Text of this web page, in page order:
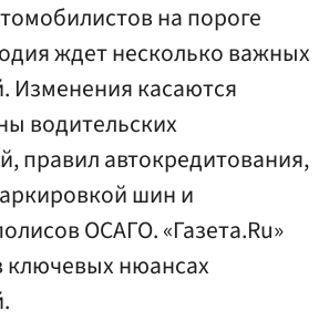
на пороге
ждет несколько важных
Изменения касаются
водительских
правил автокредитования,
шин и
ОСАГО. «Газета.Ru»
ключевых нюансах